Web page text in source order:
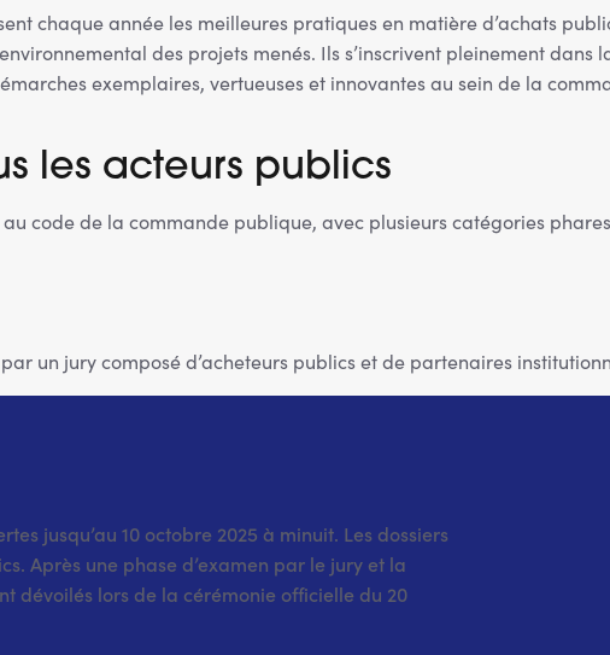
chaque année les meilleures pratiques en matière d’achats
des projets menés. Ils s’inscrivent pleinement
exemplaires, vertueuses et innovantes au sein de la
les acteurs publics
code de la commande publique, avec plusieurs catégories
un jury composé d’acheteurs publics et de partenaires
jusqu’au 10 octobre 2025 à minuit. Les dossiers
Après une phase d’examen par le jury et la
dévoilés lors de la cérémonie officielle du 20